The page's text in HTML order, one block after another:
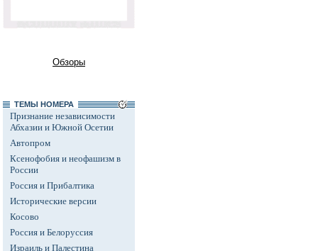
Обзоры
ТЕМЫ НОМЕРА
Признание независимости
Абхазии и Южной Осетии
Автопром
Ксенофобия и неофашизм в
России
Россия и Прибалтика
Исторические версии
Косово
Россия и Белоруссия
Израиль и Палестина